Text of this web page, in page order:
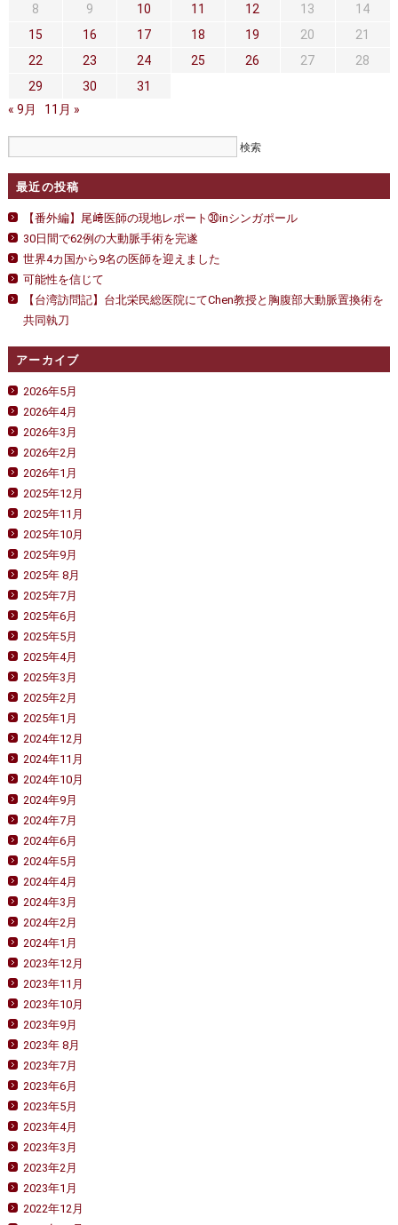
セカンドオピニオン 治療費について
正しい病院の選び方
外来予約をされた方へ
採用・医療関係の方へ
私どもの特色 治療目的と治療対象
手術概要 ご紹介いただく場合
医師募集情報 ドクターカー
トピックス一覧
アーカイブ
8
9 10 11 12 13
14
15
16 17 18 19 20
21
22
23 24 25 26 27
28
29
30
31
« 9月
11月 »
最近の投稿
【番外編】尾﨑医師の現地レポート㉚inシンガポール
30日間で62例の大動脈手術を完遂
世界4カ国から9名の医師を迎えました
可能性を信じて
【台湾訪問記】台北栄民総医院にてChen教授と胸腹部大動脈置換術を
共同執刀
アーカイブ
2026年5月
2026年4月
2026年3月
2026年2月
2026年1月
2025年12月
2025年11月
2025年10月
2025年9月
2025年 8月
2025年7月
2025年6月
2025年5月
2025年4月
2025年3月
2025年2月
2025年1月
2024年12月
2024年11月
2024年10月
2024年9月
2024年7月
2024年6月
2024年5月
2024年4月
2024年3月
2024年2月
2024年1月
2023年12月
2023年11月
2023年10月
2023年9月
2023年 8月
2023年7月
2023年6月
2023年5月
2023年4月
2023年3月
2023年2月
2023年1月
2022年12月